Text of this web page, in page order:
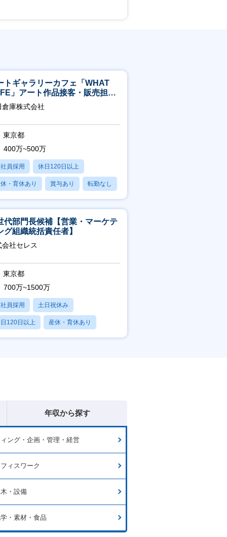
トギャラリーカフェ「WHAT
」アート作品接客・販売担当
ト領域未経験可
倉庫株式会社
東京都
400万~500万
員採用 休日120日以上
・育休あり 賞与あり 転勤なし
代部門長候補【営業・マーケテ
グ組織統括責任者】
会社セレス
東京都
700万~1500万
員採用 土日祝休み
120日以上 産休・育休あり
あり
年収から探す
ング・企画・管理・経営
ィスワーク
・設備
・素材・食品